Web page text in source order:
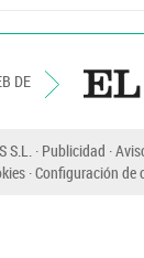
DE
S.L. Publicidad
Configuración de